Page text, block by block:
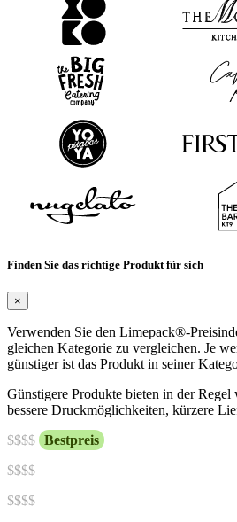
Finden Sie das richtige Produkt für sich
×
Verwenden Sie den Limepack®-
gleichen Kategorie zu vergleichen. Je
günstiger ist das Produkt in seiner
Günstigere Produkte bieten in der
bessere Druckmöglichkeiten, kürzere
$$$$ Bestpreis
$$$$
$$$$